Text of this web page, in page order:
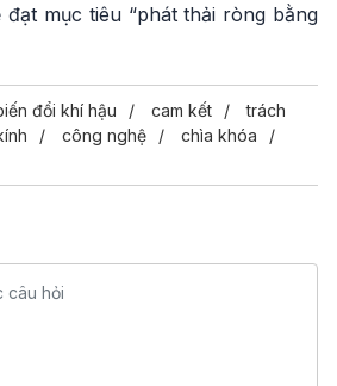
mục tiêu “phát thải ròng bằng
đổi khí hậu cam kết
trách
công nghệ
chìa khóa